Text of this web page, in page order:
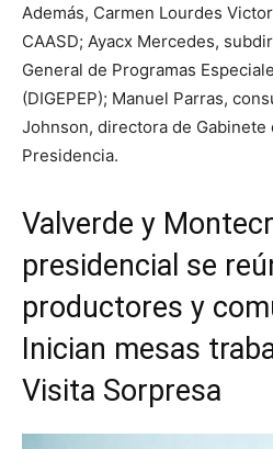
Además, Carmen Lourdes
CAASD; Ayacx Mercedes,
General de Programas
(DIGEPEP); Manuel Parras,
Johnson, directora de
Presidencia.
Valverde y
presidencial se
productores y
Inician mesas
Visita Sorpresa